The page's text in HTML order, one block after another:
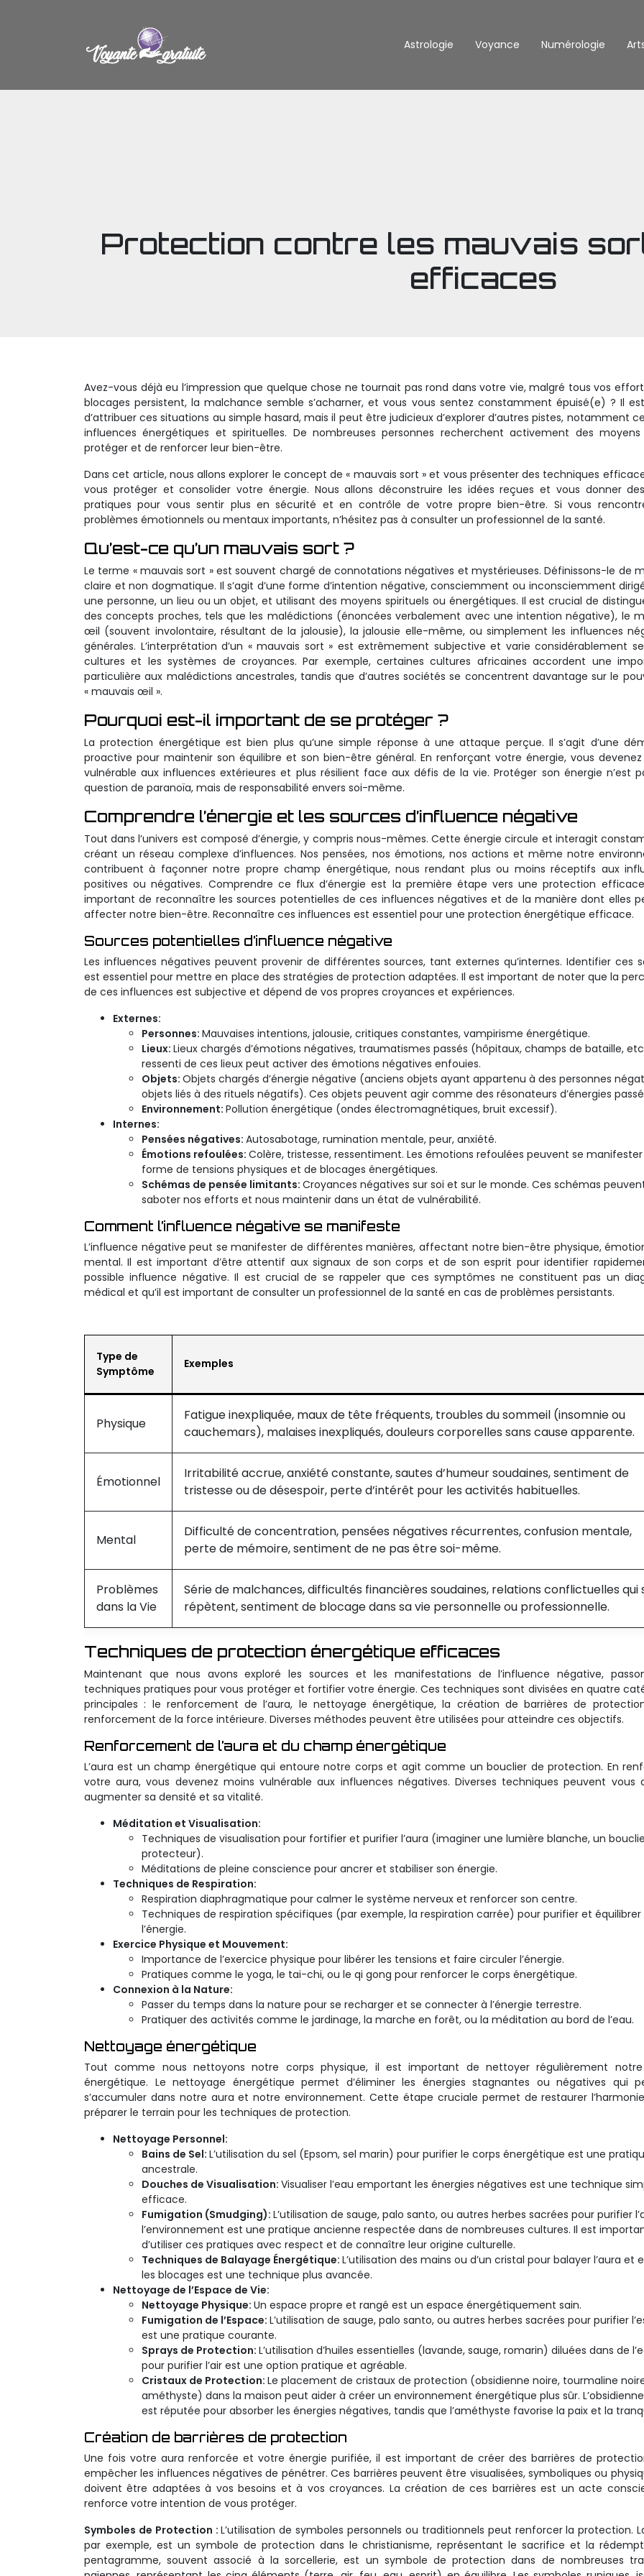
Astrologie Voyance Numérologie
Protection contre les mauvais
efficaces
Avez-vous déjà eu l’impression que quelque chose ne tournait pas rond dans votre vie, malgré tous vos
blocages persistent, la malchance semble s’acharner, et vous vous sentez constamment épuisé(e) ? Il
d’attribuer ces situations au simple hasard, mais il peut être judicieux d’explorer d’autres pistes, notamment
influences énergétiques et spirituelles. De nombreuses personnes recherchent activement des
protéger et de renforcer leur bien-être.
Dans cet article, nous allons explorer le concept de « mauvais sort » et vous présenter des techniques
vous protéger et consolider votre énergie. Nous allons déconstruire les idées reçues et vous donner
pratiques pour vous sentir plus en sécurité et en contrôle de votre propre bien-être. Si vous
problèmes émotionnels ou mentaux importants, n’hésitez pas à consulter un professionnel de la santé.
Qu’est-ce qu’un mauvais sort ?
Le terme « mauvais sort » est souvent chargé de connotations négatives et mystérieuses. Définissons-le de
claire et non dogmatique. Il s’agit d’une forme d’intention négative, consciemment ou inconsciemment
une personne, un lieu ou un objet, et utilisant des moyens spirituels ou énergétiques. Il est crucial de
des concepts proches, tels que les malédictions (énoncées verbalement avec une intention négative), le
œil (souvent involontaire, résultant de la jalousie), la jalousie elle-même, ou simplement les influences
générales. L’interprétation d’un « mauvais sort » est extrêmement subjective et varie considérablement
cultures et les systèmes de croyances. Par exemple, certaines cultures africaines accordent une
particulière aux malédictions ancestrales, tandis que d’autres sociétés se concentrent davantage sur le
« mauvais œil ».
Pourquoi est-il important de se protéger ?
La protection énergétique est bien plus qu’une simple réponse à une attaque perçue. Il s’agit d’une
proactive pour maintenir son équilibre et son bien-être général. En renforçant votre énergie, vous
vulnérable aux influences extérieures et plus résilient face aux défis de la vie. Protéger son énergie n’est
question de paranoïa, mais de responsabilité envers soi-même.
Comprendre l’énergie et les sources d’influence négative
Tout dans l’univers est composé d’énergie, y compris nous-mêmes. Cette énergie circule et interagit
créant un réseau complexe d’influences. Nos pensées, nos émotions, nos actions et même notre
contribuent à façonner notre propre champ énergétique, nous rendant plus ou moins réceptifs aux
positives ou négatives. Comprendre ce flux d’énergie est la première étape vers une protection
important de reconnaître les sources potentielles de ces influences négatives et de la manière dont elles
affecter notre bien-être. Reconnaître ces influences est essentiel pour une protection énergétique efficace.
Sources potentielles d’influence négative
Les influences négatives peuvent provenir de différentes sources, tant externes qu’internes. Identifier ces
est essentiel pour mettre en place des stratégies de protection adaptées. Il est important de noter que la
de ces influences est subjective et dépend de vos propres croyances et expériences.
Externes:
Personnes: Mauvaises intentions, jalousie, critiques constantes, vampirisme énergétique.
Lieux: Lieux chargés d’émotions négatives, traumatismes passés (hôpitaux, champs de bataille,
ressenti de ces lieux peut activer des émotions négatives enfouies.
Objets: Objets chargés d’énergie négative (anciens objets ayant appartenu à des personnes
objets liés à des rituels négatifs). Ces objets peuvent agir comme des résonateurs d’énergies
Environnement: Pollution énergétique (ondes électromagnétiques, bruit excessif).
Internes:
Pensées négatives: Autosabotage, rumination mentale, peur, anxiété.
Émotions refoulées: Colère, tristesse, ressentiment. Les émotions refoulées peuvent se
forme de tensions physiques et de blocages énergétiques.
Schémas de pensée limitants: Croyances négatives sur soi et sur le monde. Ces schémas
saboter nos efforts et nous maintenir dans un état de vulnérabilité.
Comment l’influence négative se manifeste
L’influence négative peut se manifester de différentes manières, affectant notre bien-être physique,
mental. Il est important d’être attentif aux signaux de son corps et de son esprit pour identifier
possible influence négative. Il est crucial de se rappeler que ces symptômes ne constituent pas un
médical et qu’il est important de consulter un professionnel de la santé en cas de problèmes persistants.
Type de
Symptôme
Exemples
Physique
Fatigue inexpliquée, maux de tête fréquents, troubles du sommeil (insomnie ou
cauchemars), malaises inexpliqués, douleurs corporelles sans cause apparente.
Émotionnel
Irritabilité accrue, anxiété constante, sautes d’humeur soudaines, sentiment de
tristesse ou de désespoir, perte d’intérêt pour les activités habituelles.
Mental
Difficulté de concentration, pensées négatives récurrentes, confusion mentale,
perte de mémoire, sentiment de ne pas être soi-même.
Problèmes
dans la Vie
Série de malchances, difficultés financières soudaines, relations conflictuelles qui
répètent, sentiment de blocage dans sa vie personnelle ou professionnelle.
Techniques de protection énergétique efficaces
Maintenant que nous avons exploré les sources et les manifestations de l’influence négative,
techniques pratiques pour vous protéger et fortifier votre énergie. Ces techniques sont divisées en quatre
principales : le renforcement de l’aura, le nettoyage énergétique, la création de barrières de
renforcement de la force intérieure. Diverses méthodes peuvent être utilisées pour atteindre ces objectifs.
Renforcement de l’aura et du champ énergétique
L’aura est un champ énergétique qui entoure notre corps et agit comme un bouclier de protection. En
votre aura, vous devenez moins vulnérable aux influences négatives. Diverses techniques peuvent vous
augmenter sa densité et sa vitalité.
Méditation et Visualisation:
Techniques de visualisation pour fortifier et purifier l’aura (imaginer une lumière blanche, un
protecteur).
Méditations de pleine conscience pour ancrer et stabiliser son énergie.
Techniques de Respiration:
Respiration diaphragmatique pour calmer le système nerveux et renforcer son centre.
Techniques de respiration spécifiques (par exemple, la respiration carrée) pour purifier et équilibrer
l’énergie.
Exercice Physique et Mouvement:
Importance de l’exercice physique pour libérer les tensions et faire circuler l’énergie.
Pratiques comme le yoga, le tai-chi, ou le qi gong pour renforcer le corps énergétique.
Connexion à la Nature:
Passer du temps dans la nature pour se recharger et se connecter à l’énergie terrestre.
Pratiquer des activités comme le jardinage, la marche en forêt, ou la méditation au bord de l’eau.
Nettoyage énergétique
Tout comme nous nettoyons notre corps physique, il est important de nettoyer régulièrement
énergétique. Le nettoyage énergétique permet d’éliminer les énergies stagnantes ou négatives qui
s’accumuler dans notre aura et notre environnement. Cette étape cruciale permet de restaurer
préparer le terrain pour les techniques de protection.
Nettoyage Personnel:
Bains de Sel: L’utilisation du sel (Epsom, sel marin) pour purifier le corps énergétique est une
ancestrale.
Douches de Visualisation: Visualiser l’eau emportant les énergies négatives est une technique
efficace.
Fumigation (Smudging): L’utilisation de sauge, palo santo, ou autres herbes sacrées pour purifier
l’environnement est une pratique ancienne respectée dans de nombreuses cultures. Il est
d’utiliser ces pratiques avec respect et de connaître leur origine culturelle.
Techniques de Balayage Énergétique: L’utilisation des mains ou d’un cristal pour balayer l’aura et
les blocages est une technique plus avancée.
Nettoyage de l’Espace de Vie:
Nettoyage Physique: Un espace propre et rangé est un espace énergétiquement sain.
Fumigation de l’Espace: L’utilisation de sauge, palo santo, ou autres herbes sacrées pour purifier
est une pratique courante.
Sprays de Protection: L’utilisation d’huiles essentielles (lavande, sauge, romarin) diluées dans de
pour purifier l’air est une option pratique et agréable.
Cristaux de Protection: Le placement de cristaux de protection (obsidienne noire, tourmaline
améthyste) dans la maison peut aider à créer un environnement énergétique plus sûr.
est réputée pour absorber les énergies négatives, tandis que l’améthyste favorise la paix et la
Création de barrières de protection
Une fois votre aura renforcée et votre énergie purifiée, il est important de créer des barrières de
empêcher les influences négatives de pénétrer. Ces barrières peuvent être visualisées, symboliques ou
doivent être adaptées à vos besoins et à vos croyances. La création de ces barrières est un acte
renforce votre intention de vous protéger.
Symboles de Protection :L’utilisation de symboles personnels ou traditionnels peut renforcer la protection.
par exemple, est un symbole de protection dans le christianisme, représentant le sacrifice et la
pentagramme, souvent associé à la sorcellerie, est un symbole de protection dans de nombreuses